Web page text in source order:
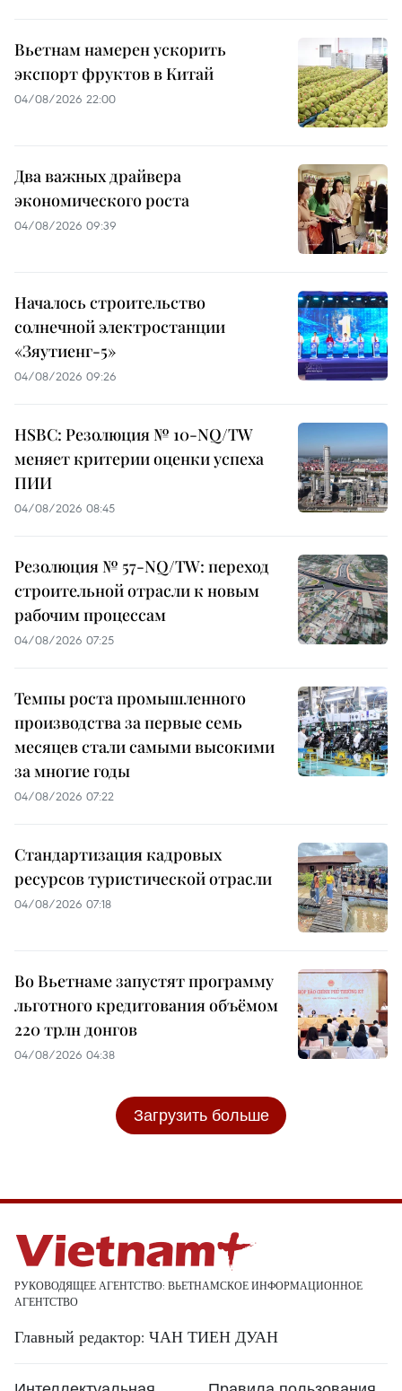
Вьетнам намерен ускорить
экспорт фруктов в Китай
04/08/2026 22:00
Два важных драйвера
экономического роста
04/08/2026 09:39
Началось строительство
солнечной электростанции
«Зяутиенг-5»
04/08/2026 09:26
HSBC: Резолюция № 10-NQ/TW
меняет критерии оценки успеха
ПИИ
04/08/2026 08:45
Резолюция № 57-NQ/TW: переход
строительной отрасли к новым
рабочим процессам
04/08/2026 07:25
Темпы роста промышленного
производства за первые семь
месяцев стали самыми высокими
за многие годы
04/08/2026 07:22
Стандартизация кадровых
ресурсов туристической отрасли
04/08/2026 07:18
Во Вьетнаме запустят программу
льготного кредитования объёмом
220 трлн донгов
04/08/2026 04:38
Загрузить больше
РУКОВОДЯЩЕЕ АГЕНТСТВО: ВЬЕТНАМСКОЕ ИНФОРМАЦИОННОЕ
АГЕНТСТВО
Главный редактор: ЧАН ТИЕН ДУАН